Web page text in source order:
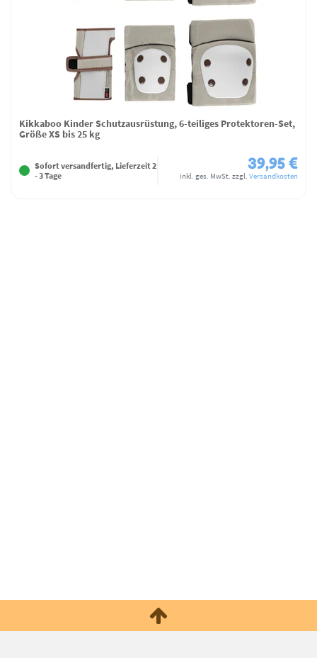
Kikkaboo Kinder Schutzausrüstung, 6-teiliges Protektoren-Set,
Größe XS bis 25 kg
Sofort versandfertig, Lieferzeit 2
- 3 Tage
39,95 €
inkl. ges. MwSt. zzgl. Versandkosten